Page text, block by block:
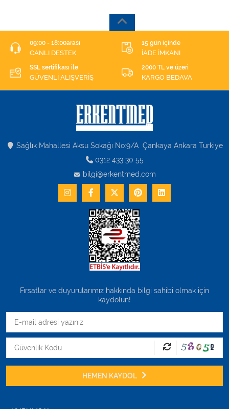
09:00 - 18:00arası
CANLI DESTEK
15 gün içinde
İADE İMKANI
SSL sertifikası ile
GÜVENLİ ALIŞVERİŞ
2000 TL ve üzeri
KARGO BEDAVA
Sağlık Mahallesi Aksu Sokağı No:9/A Çankaya Ankara Turkiye
0312 433 30 55
bilgi@erkentmed.com
Fırsatlar ve duyurularımız hakkında bilgi sahibi olmak için
kaydolun!
HEMEN KAYDOL